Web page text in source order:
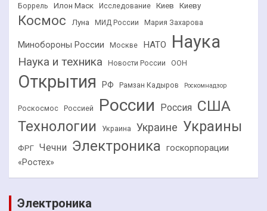
Боррель
Илон Маск Исследование Киев Киеву
Космос Луна МИД России Мария Захарова
Минобороны России Москве НАТО Наука
Наука и техника Новости России ООН
Открытия РФ Рамзан Кадыров Роскомнадзор
Роскосмос Россией России Россия США
Технологии Украина Украине Украины
ФРГ Чечни Электроника госкорпорации
«Ростех»
Электроника